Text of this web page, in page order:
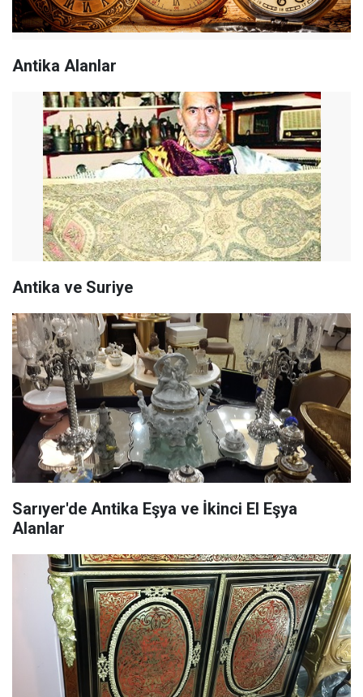
Antika Alanlar
Antika ve Suriye
Sarıyer'de Antika Eşya ve İkinci El Eşya
Alanlar